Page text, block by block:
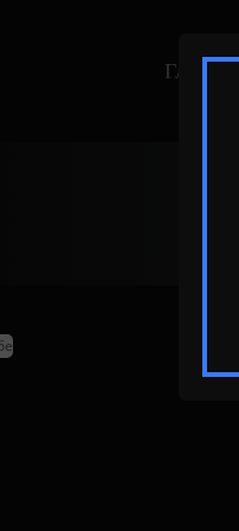
Главная